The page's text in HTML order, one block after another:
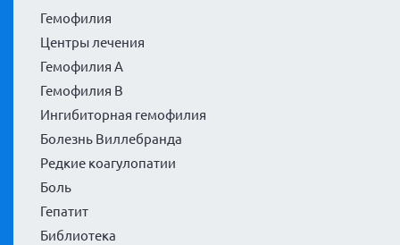
Гемофилия
Центры лечения
Гемофилия А
Гемофилия В
Ингибиторная гемофилия
Болезнь Виллебранда
Редкие коагулопатии
Боль
Гепатит
Библиотека